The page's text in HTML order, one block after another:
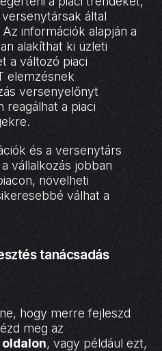
által
információk alapján a
alakíthat ki üzleti
a változó piaci
elemzésnek
versenyelőnyt
reagálhat a piaci
és a versenytárs
vállalkozás jobban
növelheti
válhat a
tanácsadás
hogy merre fejleszd
meg az
, vagy például ezt,